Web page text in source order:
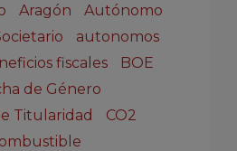
Aragón
Autónomo
autonomos
fiscales
BOE
de Género
Titularidad
CO2